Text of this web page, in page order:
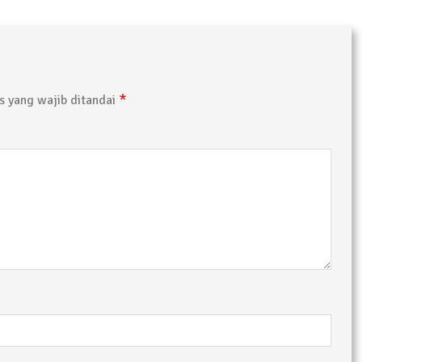
yang wajib ditandai *